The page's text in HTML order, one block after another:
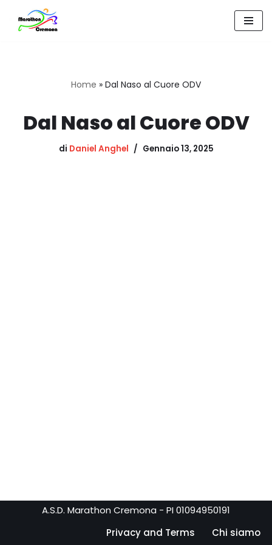
Vai
Home » Dal Naso al Cuore ODV
Dal Naso al Cuore ODV
di Daniel Anghel Gennaio 13, 2025
A.S.D. Marathon Cremona - PI 01094950191
Privacy and Terms
Chi siamo